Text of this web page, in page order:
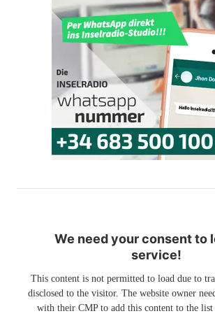
We need your consent to
service!
This content is not permitted to load due to
disclosed to the visitor. The website owner
with their CMP to add this content to the list